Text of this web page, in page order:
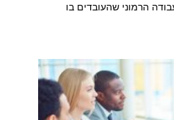
הרמוני שהעובדים בו